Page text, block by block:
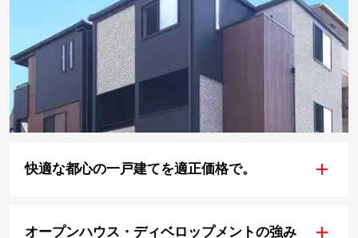
快適な都心の一戸建てを適正価格で。 +
オープンハウス・ディベロップメントの強み +